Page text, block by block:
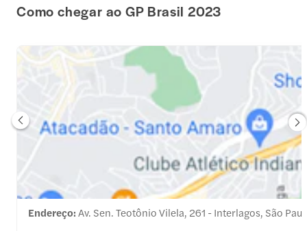
Como chegar ao GP Brasil 2023
Endereço:Av. Sen. Teotônio Vilela, 261 - Interlagos, São